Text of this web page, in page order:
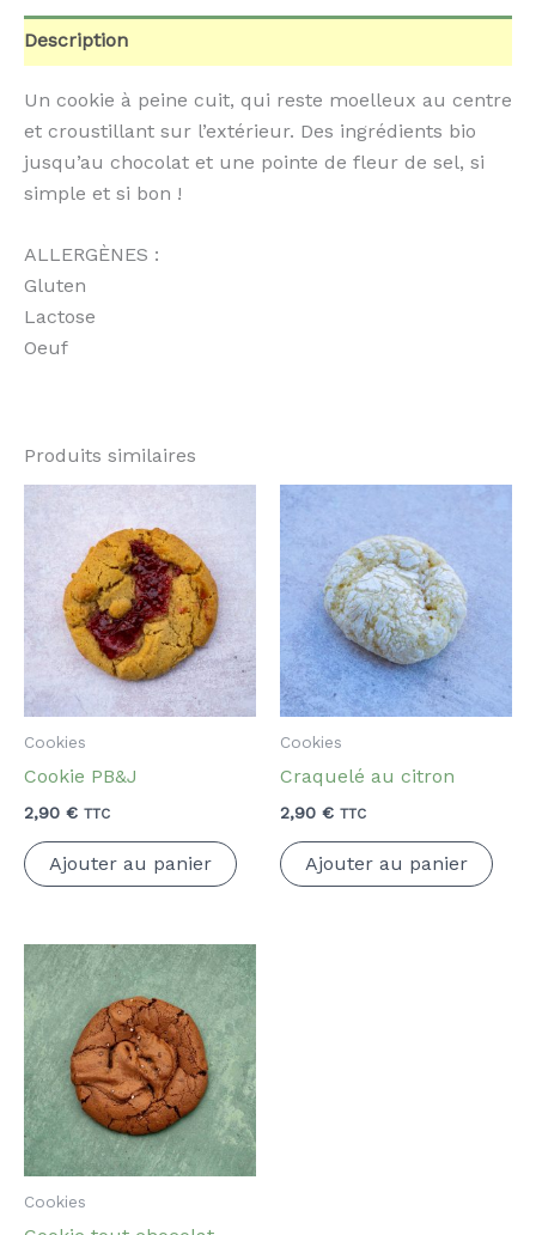
chocolat
Description
Un cookie à peine cuit, qui reste moelleux au centre
et croustillant sur l’extérieur. Des ingrédients bio
jusqu’au chocolat et une pointe de fleur de sel, si
simple et si bon !
ALLERGÈNES :
Gluten
Lactose
Oeuf
Produits similaires
Cookies
Cookie PB&J
2,90 € TTC
Ajouter au panier
Cookies
Craquelé au citron
2,90 € TTC
Ajouter au panier
Cookies